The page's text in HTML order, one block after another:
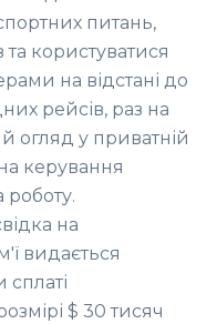
питань,
та користуватися
на відстані до
рейсів, раз на
огляд у приватній
керування
роботу.
на
видається
сплаті
$ 30 тисяч